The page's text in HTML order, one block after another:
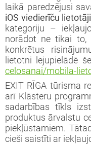
laikā paredzējusi
iOS viedierīču
kategoriju –
norādot ne tikai to,
konkrētus
lietotni lejupielādē
celosanai/mobila-
EXIT RĪGA tūrisma
arī Klāsteru
sadarbības tīkls
produktus ārvalstu
piekļūstamiem.
cieši saistīti ar